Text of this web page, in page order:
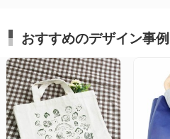
おすすめのデザイン事例